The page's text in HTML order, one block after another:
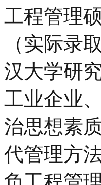
工程管理
（实际录
汉大学研
工业企业
治思想素
代管理方